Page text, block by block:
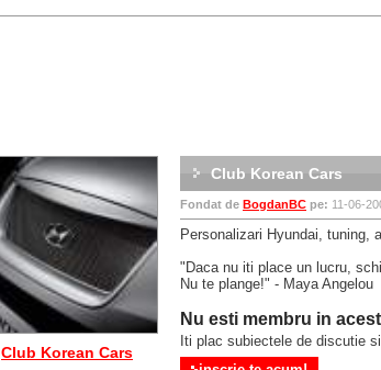
Club Korean Cars
Club Korean Cars
Fondat de BogdanBC pe: 11-06-
Personalizari Hyundai, tuning,
"Daca nu iti place un lucru,
Nu te plange!" - Maya Angelou
Nu esti membru in
Iti plac subiectele de discutie